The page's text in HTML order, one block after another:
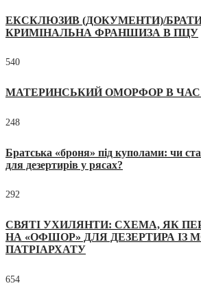
ЕКСКЛЮЗИВ (ДОКУМЕНТИ)/БРАТИ
КРИМІНАЛЬНА ФРАНШИЗА В ПЦУ
540
МАТЕРИНСЬКИЙ ОМОРФОР В ЧАС
248
Братська «броня» під куполами: чи
для дезертирів у рясах?
292
СВЯТІ УХИЛЯНТИ: СХЕМА, ЯК
НА «ОФШОР» ДЛЯ ДЕЗЕРТИРА ІЗ
ПАТРІАРХАТУ
654